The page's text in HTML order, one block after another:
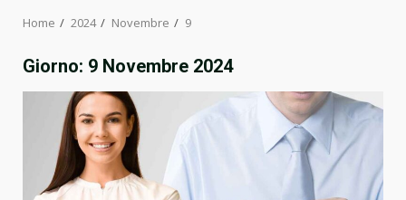
Home 2024 Novembre 9
Giorno: 9 Novembre 2024